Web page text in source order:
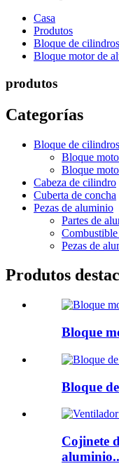
Casa
Produtos
Bloque de cilindros
Bloque motor de
produtos
Categorías
Bloque de cilindros
Bloque
Bloque
Cabeza de cilindro
Cuberta de concha
Pezas de aluminio
Partes de
Pezas de
Produtos
Bloque
Bloque
Cojinete